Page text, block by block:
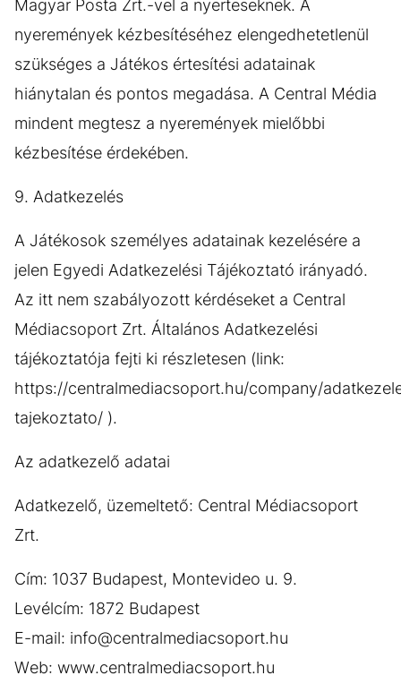
Magyar Posta Zrt.-vel a nyerteseknek. A
nyeremények kézbesítéséhez elengedhetetlenül
szükséges a Játékos értesítési adatainak
hiánytalan és pontos megadása. A Central Média
mindent megtesz a nyeremények mielőbbi
kézbesítése érdekében.
9. Adatkezelés
A Játékosok személyes adatainak kezelésére a
jelen Egyedi Adatkezelési Tájékoztató irányadó.
Az itt nem szabályozott kérdéseket a Central
Médiacsoport Zrt. Általános Adatkezelési
tájékoztatója fejti ki részletesen (link:
https://centralmediacsoport.hu/company/
tajekoztato/ ).
Az adatkezelő adatai
Adatkezelő, üzemeltető: Central Médiacsoport
Zrt.
Cím: 1037 Budapest, Montevideo u. 9.
Levélcím: 1872 Budapest
E-mail: info@centralmediacsoport.hu
Web: www.centralmediacsoport.hu